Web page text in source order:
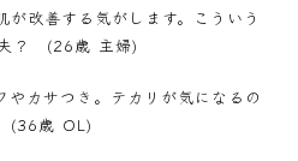
が改善する気がします。こういう
夫？ (26歳 主婦)
やカサつき。テカリが気になるの
(36歳 OL)